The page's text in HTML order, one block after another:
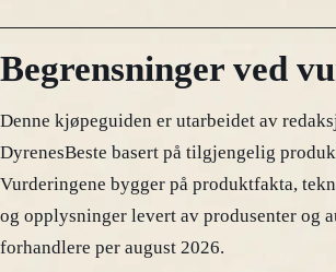
Begrensninger ved
Denne kjøpeguiden er utarbeidet av
DyrenesBeste basert på tilgjengelig
Vurderingene bygger på produktfakta,
og opplysninger levert av produsenter og
forhandlere per august 2026.